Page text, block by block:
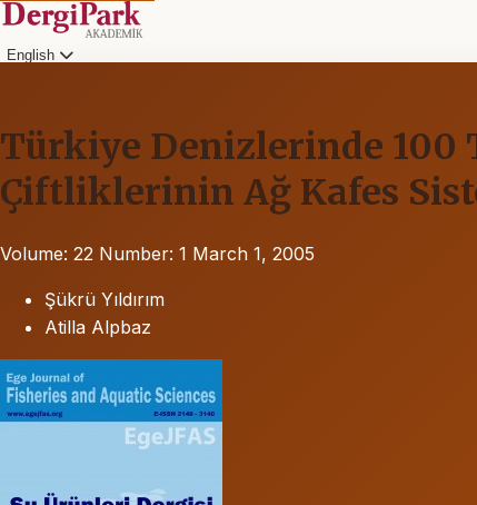
English
Türkiye Denizlerinde 100
Çiftliklerinin Ağ Kafes
Volume: 22 Number: 1 March 1, 2005
Şükrü Yıldırım
Atilla Alpbaz